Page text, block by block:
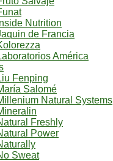
Inside Nutrition
de Francia
América
Fenping
Salomé
Natural Systems
Freshly
Power
Sweat